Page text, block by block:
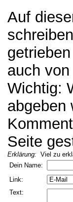
Auf
auch
Wichtig:
abgeben
Seite
Erklärung: Viel zu
Dein Name:
Link:
Text: